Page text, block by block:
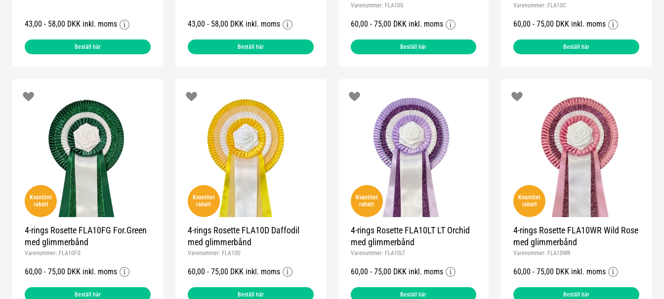
43,00 - 58,00 DKK inkl. moms
Beställ här
43,00 - 58,00 DKK inkl. moms
Beställ här
Varenummer: FLA10S
60,00 - 75,00 DKK inkl. moms
Beställ här
Varenummer: FLA10C
60,00 - 75,00 DKK inkl. moms
Beställ här
Kvantitet
rabatt
4-rings Rosette FLA10FG For.Green
med glimmerbånd
Varenummer: FLA10FG
60,00 - 75,00 DKK inkl. moms
Beställ här
Kvantitet
rabatt
4-rings Rosette FLA10D Daffodil
med glimmerbånd
Varenummer: FLA10D
60,00 - 75,00 DKK inkl. moms
Beställ här
Kvantitet
rabatt
4-rings Rosette FLA10LT LT Orchid
med glimmerbånd
Varenummer: FLA10LT
60,00 - 75,00 DKK inkl. moms
Beställ här
Kvantitet
rabatt
4-rings Rosette FLA10WR Wild Rose
med glimmerbånd
Varenummer: FLA10WR
60,00 - 75,00 DKK inkl. moms
Beställ här